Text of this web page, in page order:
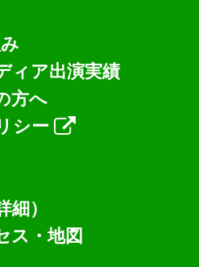
ィア出演実績
方へ
シー
）
ス・地図